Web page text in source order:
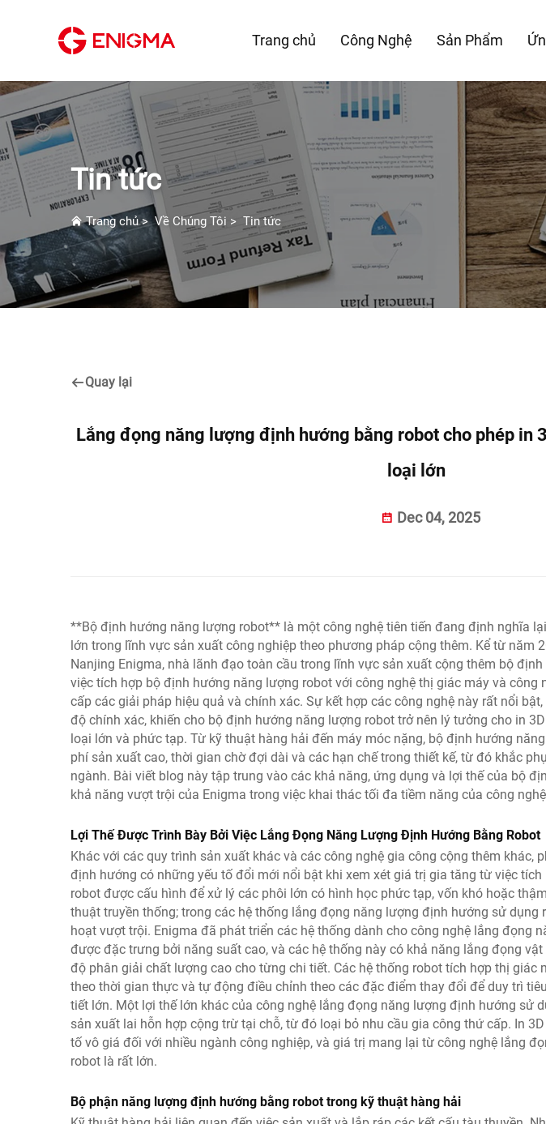
Trang chủ Công Nghệ Sản Phẩm
Tin tức
Trang chủ>Về Chúng Tôi > Tin tức
Quay lại
Lắng đọng năng lượng định hướng bằng robot cho phép in
loại lớn
Dec 04, 2025
**Bộ định hướng năng lượng robot** là một công nghệ tiên tiến đang định nghĩa
lớn trong lĩnh vực sản xuất công nghiệp theo phương pháp cộng thêm. Kể từ năm
Nanjing Enigma, nhà lãnh đạo toàn cầu trong lĩnh vực sản xuất cộng thêm bộ
việc tích hợp bộ định hướng năng lượng robot với công nghệ thị giác máy và công
cấp các giải pháp hiệu quả và chính xác. Sự kết hợp các công nghệ này rất nổi
độ chính xác, khiến cho bộ định hướng năng lượng robot trở nên lý tưởng cho in
loại lớn và phức tạp. Từ kỹ thuật hàng hải đến máy móc nặng, bộ định hướng
phí sản xuất cao, thời gian chờ đợi dài và các hạn chế trong thiết kế, từ đó khắc
ngành. Bài viết blog này tập trung vào các khả năng, ứng dụng và lợi thế của bộ
khả năng vượt trội của Enigma trong việc khai thác tối đa tiềm năng của công
Lợi Thế Được Trình Bày Bởi Việc Lắng Đọng Năng Lượng Định Hướng Bằng Robot
Khác với các quy trình sản xuất khác và các công nghệ gia công cộng thêm khác,
định hướng có những yếu tố đổi mới nổi bật khi xem xét giá trị gia tăng từ việc tích
robot được cấu hình để xử lý các phôi lớn có hình học phức tạp, vốn khó hoặc
thuật truyền thống; trong các hệ thống lắng đọng năng lượng định hướng sử dụng
hoạt vượt trội. Enigma đã phát triển các hệ thống dành cho công nghệ lắng đọng
được đặc trưng bởi năng suất cao, và các hệ thống này có khả năng lắng đọng
độ phân giải chất lượng cao cho từng chi tiết. Các hệ thống robot tích hợp thị
theo thời gian thực và tự động điều chỉnh theo các đặc điểm thay đổi để duy trì
tiết lớn. Một lợi thế lớn khác của công nghệ lắng đọng năng lượng định hướng sử
sản xuất lai hỗn hợp cộng trừ tại chỗ, từ đó loại bỏ nhu cầu gia công thứ cấp. In
tố vô giá đối với nhiều ngành công nghiệp, và giá trị mang lại từ công nghệ lắng
robot là rất lớn.
Bộ phận năng lượng định hướng bằng robot trong kỹ thuật hàng hải